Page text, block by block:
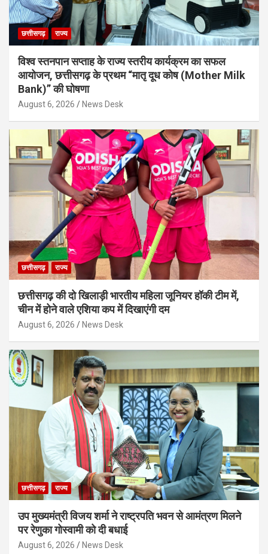
छत्तीसगढ़ राज्य
विश्व स्तनपान सप्ताह के राज्य स्तरीय कार्यक्रम का सफल
आयोजन, छत्तीसगढ़ के प्रथम “मातृ दूध कोष (Mother Milk
Bank)” की घोषणा
August 6, 2026 News Desk
छत्तीसगढ़ राज्य
छत्तीसगढ़ की दो खिलाड़ी भारतीय महिला जूनियर हॉकी टीम में,
चीन में होने वाले एशिया कप में दिखाएंगी दम
August 6, 2026 News Desk
छत्तीसगढ़ राज्य
उप मुख्यमंत्री विजय शर्मा ने राष्ट्रपति भवन से आमंत्रण मिलने
पर रेणुका गोस्वामी को दी बधाई
August 6, 2026 News Desk